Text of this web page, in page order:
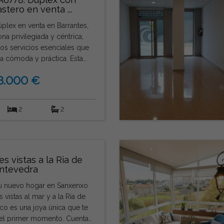
en venta ...
en venta en Barrantes,
privilegiada y céntrica,
servicios esenciales que
cómoda y práctica. Esta
ideal para quienes buscan
un amplio salón
y un cuarto de baño
privacidad y
y trastero situados en el
que añade un valor añadido
y estacionamiento
€
2 2
vistas a la Ria de
nuevo hogar en Sanxenxo
vistas al mar y a la Ría de
primer momento. Cuenta